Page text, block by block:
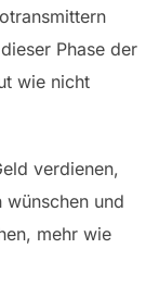
Phase der
wie nicht
verdienen,
und
mehr wie